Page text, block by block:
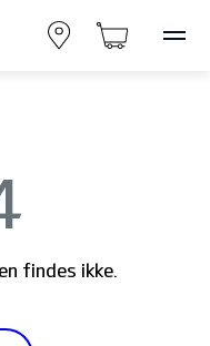
findes ikke.